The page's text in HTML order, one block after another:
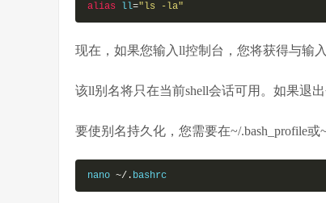
alias ll="ls -la"
现在，如果您输入ll控制台，您将获得与输入
该ll别名将只在当前shell会话可用。如果退
要使别名持久化，您需要在~/.bash_profile或
nano ~/. bashrc